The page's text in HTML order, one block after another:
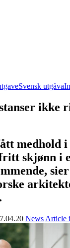
Svensk utgåva
ikke
medhold i
skjønn i
News Article